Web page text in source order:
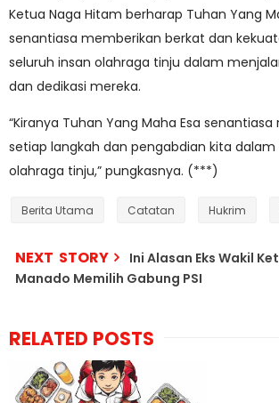
Ketua Naga Hitam berharap Tuhan Yang
senantiasa memberikan berkat dan
seluruh insan olahraga tinju dalam
dan dedikasi mereka.
“Kiranya Tuhan Yang Maha Esa
setiap langkah dan pengabdian kita
olahraga tinju,” pungkasnya. (***)
Berita Utama Catatan Hukrim
NEXT STORY
Ini Alasan Eks Wakil
Manado Memilih Gabung PSI
RELATED POSTS